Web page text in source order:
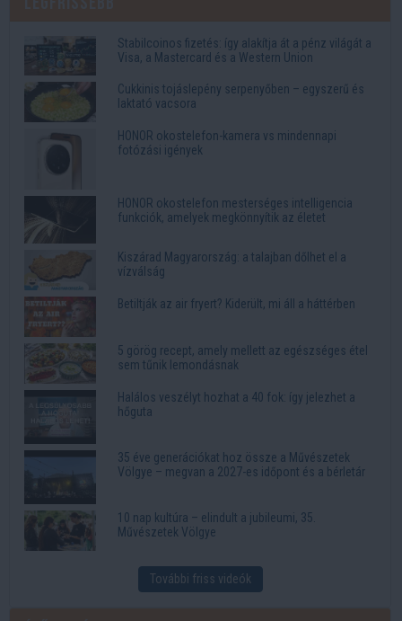
Stabilcoinos fizetés: így alakítja át a pénz világát a
Visa, a Mastercard és a Western Union
Cukkinis tojáslepény serpenyőben – egyszerű és
laktató vacsora
HONOR okostelefon-kamera vs mindennapi
fotózási igények
HONOR okostelefon mesterséges intelligencia
funkciók, amelyek megkönnyítik az életet
Kiszárad Magyarország: a talajban dőlhet el a
vízválság
Betiltják az air fryert? Kiderült, mi áll a háttérben
5 görög recept, amely mellett az egészséges étel
sem tűnik lemondásnak
Halálos veszélyt hozhat a 40 fok: így jelezhet a
hőguta
35 éve generációkat hoz össze a Művészetek
Völgye – megvan a 2027-es időpont és a bérletár
10 nap kultúra – elindult a jubileumi, 35.
Művészetek Völgye
További friss videók